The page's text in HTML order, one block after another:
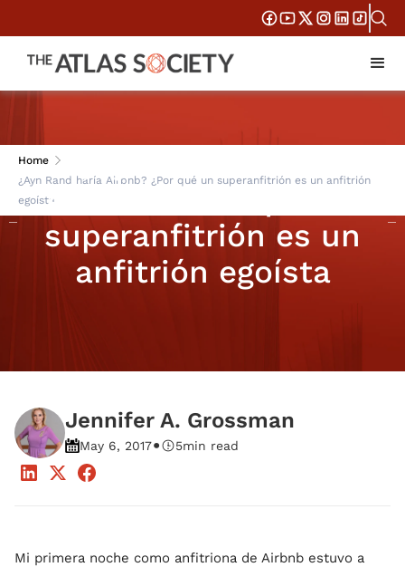
Home
¿Ayn Rand haría Airbnb? ¿Por qué un superanfitrión es un anfitrión
egoístaAirbnb? ¿Por qué un
superanfitrión es un
anfitrión egoísta
Jennifer A. Grossman
May 6, 2017• 5min read
Mi primera noche como anfitriona de Airbnb estuvo a